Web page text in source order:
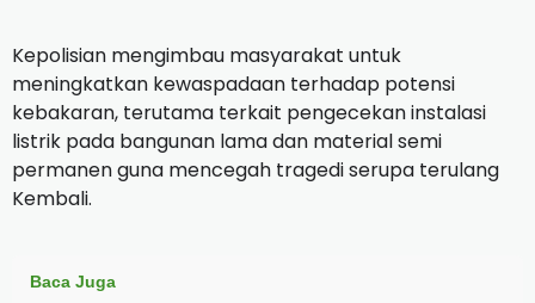
Kepolisian mengimbau masyarakat untuk
meningkatkan kewaspadaan terhadap potensi
kebakaran, terutama terkait pengecekan instalasi
listrik pada bangunan lama dan material semi
permanen guna mencegah tragedi serupa terulang
Kembali.
Baca Juga